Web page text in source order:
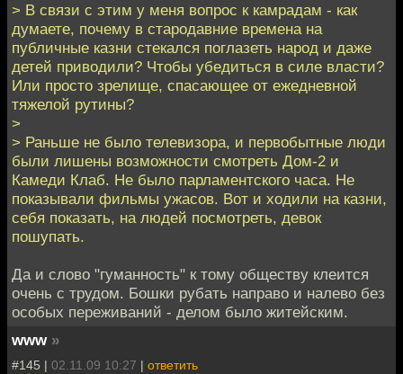
> В связи с этим у меня вопрос к камрадам - как
думаете, почему в стародавние времена на
публичные казни стекался поглазеть народ и даже
детей приводили? Чтобы убедиться в силе власти?
Или просто зрелище, спасающее от ежедневной
тяжелой рутины?
>
> Раньше не было телевизора, и первобытные люди
были лишены возможности смотреть Дом-2 и
Камеди Клаб. Не было парламентского часа. Не
показывали фильмы ужасов. Вот и ходили на казни,
себя показать, на людей посмотреть, девок
пошупать.
Да и слово "гуманность" к тому обществу клеится
очень с трудом. Бошки рубать направо и налево без
особых переживаний - делом было житейским.
www »
#145 | 02.11.09 10:27 | ответить